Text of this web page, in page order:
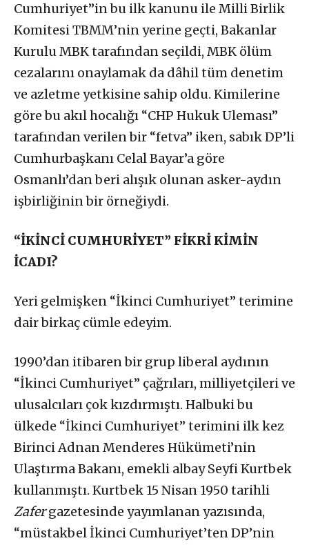
Cumhuriyet”in bu ilk kanunu ile Milli Birlik
Komitesi TBMM’nin yerine geçti, Bakanlar
Kurulu MBK tarafından seçildi, MBK ölüm
cezalarını onaylamak da dâhil tüm denetim
ve azletme yetkisine sahip oldu. Kimilerine
göre bu akıl hocalığı “CHP Hukuk Uleması”
tarafından verilen bir “fetva” iken, sabık DP’li
Cumhurbaşkanı Celal Bayar’a göre
Osmanlı’dan beri alışık olunan asker-aydın
işbirliğinin bir örneğiydi.
“İKİNCİ CUMHURİYET” FİKRİ KİMİN
İCADI?
Yeri gelmişken “İkinci Cumhuriyet” terimine
dair birkaç cümle edeyim.
1990’dan itibaren bir grup liberal aydının
“İkinci Cumhuriyet” çağrıları, milliyetçileri ve
ulusalcıları çok kızdırmıştı. Halbuki bu
ülkede “İkinci Cumhuriyet” terimini ilk kez
Birinci Adnan Menderes Hükümeti’nin
Ulaştırma Bakanı, emekli albay Seyfi Kurtbek
kullanmıştı. Kurtbek 15 Nisan 1950 tarihli
Zafergazetesinde yayımlanan yazısında,
“müstakbel İkinci Cumhuriyet’ten DP’nin